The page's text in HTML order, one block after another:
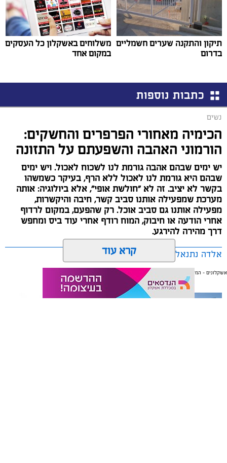
תיקון והתקנה שערים חשמליים
בדרום
משלוחים באשקלון כל העסקים
במקום אחד
כתבות נוספות
נשים
הכימיה מאחורי הפרפרים והחשקים:
הורמוני האהבה והשפעתם על התזונה
יש ימים שבהם אהבה גורמת לנו לשכוח לאכול. ויש ימים
שבהם היא גורמת לנו לאכול ללא הרף, בעיקר כשמשהו
בקשר לא יציב. זה לא "חולשת אופי", אלא ביולוגיה: אותה
מערכת שמפעילה אותנו סביב קשר, חיבה והיקשרות,
מפעילה אותנו גם סביב אוכל. רק שהפעם, במקום לרדוף
אחרי הודעה או חיבוק, המוח רודף אחרי עוד ביס ומחפש
דרך מהירה להירגע.
אלדה נתנאל / 09:38 23.07.26 קרא עוד
אשקלונים - המקומון היומי של אשקלון באינטרנט
אולי יעניין אותך גם